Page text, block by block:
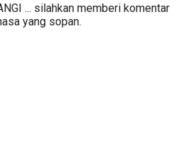
... silahkan memberi komentar
yang sopan.